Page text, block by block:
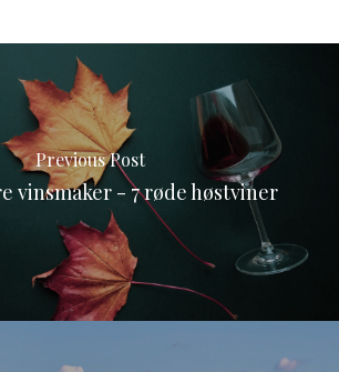
Previous Post
vinsmaker - 7 røde høstviner